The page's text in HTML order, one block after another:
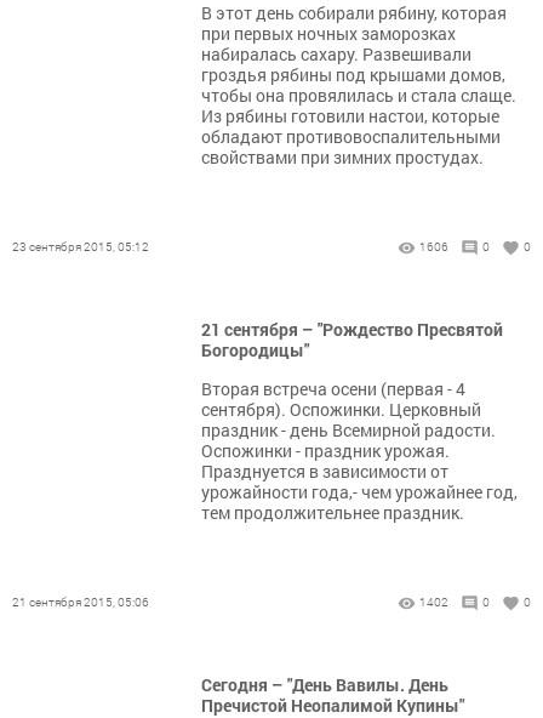
В этот день собирали рябину, которая
при первых ночных заморозках
набиралась сахару. Развешивали
гроздья рябины под крышами домов,
чтобы она провялилась и стала слаще.
Из рябины готовили настои, которые
обладают противовоспалительными
свойствами при зимних простудах.
23 сентября 2015, 05:12 1606 0 0
21 сентября – "Рождество Пресвятой
Богородицы"
Вторая встреча осени (первая - 4
сентября). Оспожинки. Церковный
праздник - день Всемирной радости.
Оспожинки - праздник урожая.
Празднуется в зависимости от
урожайности года,- чем урожайнее год,
тем продолжительнее праздник.
21 сентября 2015, 05:06 1402 0 0
Сегодня – "День Вавилы. День
Пречистой Неопалимой Купины"